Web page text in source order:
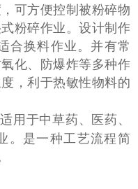
可方便控制被粉碎物
粉碎作业。设计制作
合换料作业。并有常
化、防爆炸等多种作
，利于热敏性物料的
用于中草药、医药、
。是一种工艺流程简